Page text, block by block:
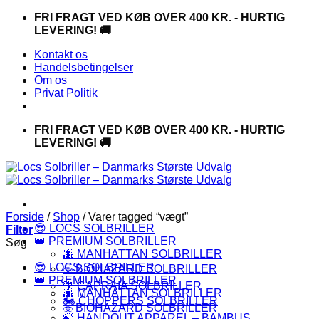
FortsætFRI FRAGT VED KØB OVER 400 KR. - HURTIG
LEVERING! 🚚
Kontakt os
Handelsbetingelser
Om os
Privat Politik
FRI FRAGT VED KØB OVER 400 KR. - HURTIG
LEVERING! 🚚
😎 LOCS SOLBRILLER
👑 PREMIUM SOLBRILLER
🌆 MANHATTAN SOLBRILLER
☣️ BIOHAZARD SOLBRILLER
🌴 CAPRAIA SOLBRILLER
🏍️ CHOPPERS SOLBRILLER
Forside / Shop /Varer tagged “vægt”
Filter
Søg
😎 LOCS SOLBRILLER
👑 PREMIUM SOLBRILLER
🌆 MANHATTAN SOLBRILLER
☣️ BIOHAZARD SOLBRILLER